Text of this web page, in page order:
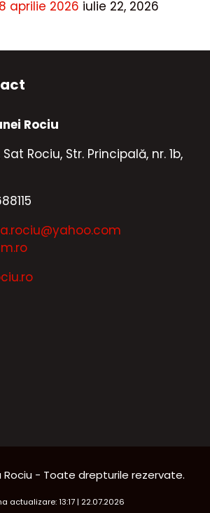
aprilie 2026 iulie 22, 2026
Rociu
Rociu, Str. Principală, nr. 1b,
Rociu - Toate drepturile rezervate.
actualizare: 13:17 | 22.07.2026